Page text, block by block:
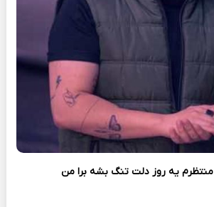
منتظرم یه روز دلت تنگ بشه برا من